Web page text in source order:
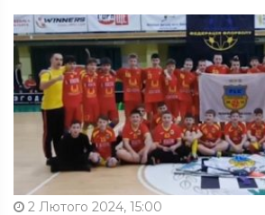
2 Лютого 2024, 15:00